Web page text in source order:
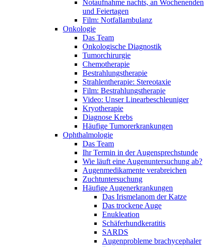
Notaufnahme nachts, an Wochenenden
und Feiertagen
Film: Notfallambulanz
Onkologie
Das Team
Onkologische Diagnostik
Tumorchirurgie
Chemotherapie
Bestrahlungstherapie
Strahlentherapie: Stereotaxie
Film: Bestrahlungstherapie
Video: Unser Linearbeschleuniger
Kryotherapie
Diagnose Krebs
Häufige Tumorerkrankungen
Ophthalmologie
Das Team
Ihr Termin in der Augensprechstunde
Wie läuft eine Augenuntersuchung ab?
Augenmedikamente verabreichen
Zuchtuntersuchung
Häufige Augenerkrankungen
Das Irismelanom der Katze
Das trockene Auge
Enukleation
Schäferhundkeratitis
SARDS
Augenprobleme brachycephaler